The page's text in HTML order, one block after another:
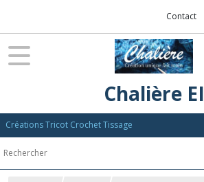
Contact
Chalière EI
Créations Tricot Crochet Tissage